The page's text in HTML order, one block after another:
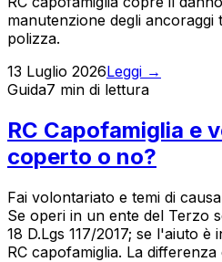
manutenzione degli ancoraggi
polizza.
13 Luglio 2026Leggi →
Guida7 min di lettura
RC Capofamiglia e
coperto o no?
Fai volontariato e temi di
Se operi in un ente del Terzo
18 D.Lgs 117/2017; se l'aiuto
RC capofamiglia. La